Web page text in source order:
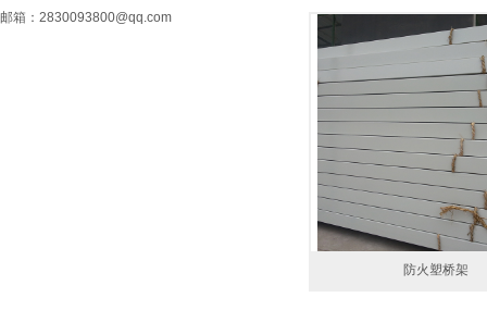
邮箱：2830093800@qq.com
防火塑桥架